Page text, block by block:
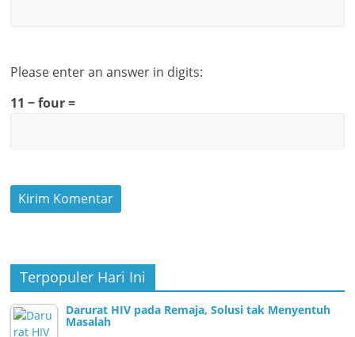
Please enter an answer in digits:
11 − four =
Terpopuler Hari Ini
Darurat HIV pada Remaja, Solusi tak Menyentuh
Masalah